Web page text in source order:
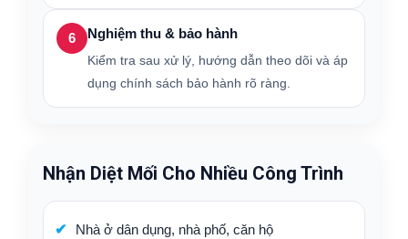
6 Nghiệm thu & bảo hành
Kiểm tra sau xử lý, hướng dẫn theo dõi và áp
dụng chính sách bảo hành rõ ràng.
Nhận Diệt Mối Cho Nhiều Công Trình
Nhà ở dân dụng, nhà phố, căn hộ